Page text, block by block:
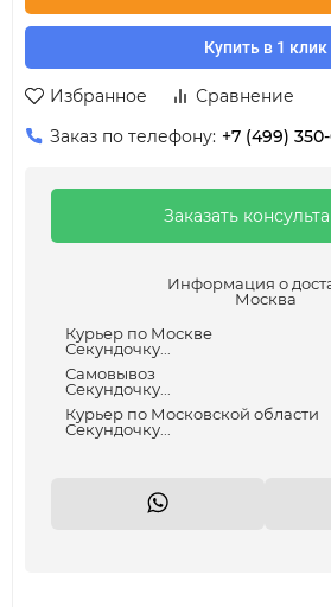
Купить в 1 клик
Избранное
Сравнение
Заказ по телефону: +7 (499)
Заказать
Информация о
Москва
Курьер по Москве
Секундочку...
Самовывоз
Секундочку...
Курьер по Московской области
Секундочку...